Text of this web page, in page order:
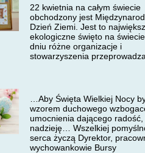
22 kwietnia na całym świecie
obchodzony jest
Dzień Ziemi. Jest to
ekologiczne święto na
dniu różne organizacje i
stowarzyszenia
…Aby Święta Wielkiej Nocy
wzorem duchowego
umocnienia dającego
nadzieję… Wszelkiej
serca życzą Dyrektor,
wychowankowie Bursy